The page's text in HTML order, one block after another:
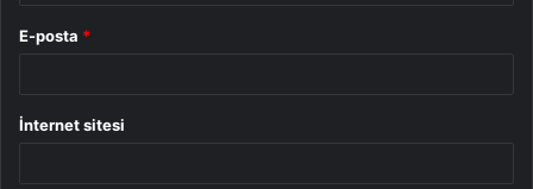
E-posta *
İnternet sitesi